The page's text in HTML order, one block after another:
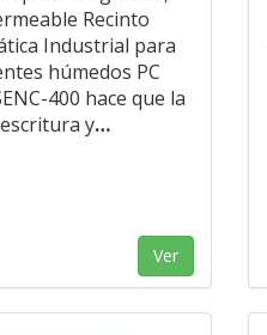
Recinto
Industrial para
húmedos PC
400 hace que la
escritura y…
Ver